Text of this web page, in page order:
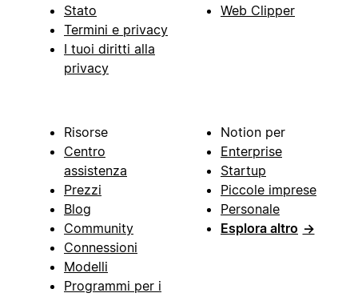
Stato
Termini e privacy
I tuoi diritti alla
privacy
Web Clipper
Risorse
Centro
assistenza
Prezzi
Blog
Community
Connessioni
Modelli
Programmi per i
Notion per
Enterprise
Startup
Piccole imprese
Personale
Esplora altro →